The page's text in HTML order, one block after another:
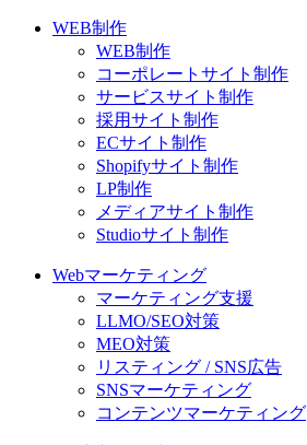
WEB制作
WEB制作
コーポレートサイト制作
サービスサイト制作
採用サイト制作
ECサイト制作
Shopifyサイト制作
LP制作
メディアサイト制作
Studioサイト制作
Webマーケティング
マーケティング支援
LLMO/SEO対策
MEO対策
リスティング / SNS広告
SNSマーケティング
コンテンツマーケティング